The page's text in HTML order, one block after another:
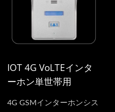
IOT 4G VoLTEインタ
ーホン単世帯用
4G GSMインターホンシス